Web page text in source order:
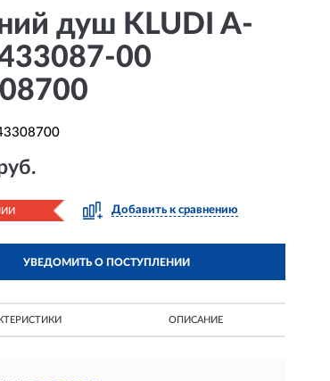
душ KLUDI A-
00
Добавить к сравнению
УВЕДОМИТЬ О ПОСТУПЛЕНИИ
ОПИСАНИЕ